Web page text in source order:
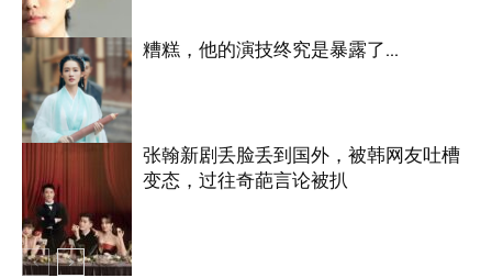
明星八卦
明星八卦
糟糕，他的演技终究是暴露了…
张翰新剧丢脸丢到国外，被韩网友吐槽
变态，过往奇葩言论被扒